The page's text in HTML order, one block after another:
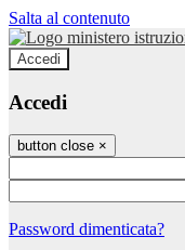
Salta al contenuto
Accedi
Accedi
button close ×
Password dimenticata?